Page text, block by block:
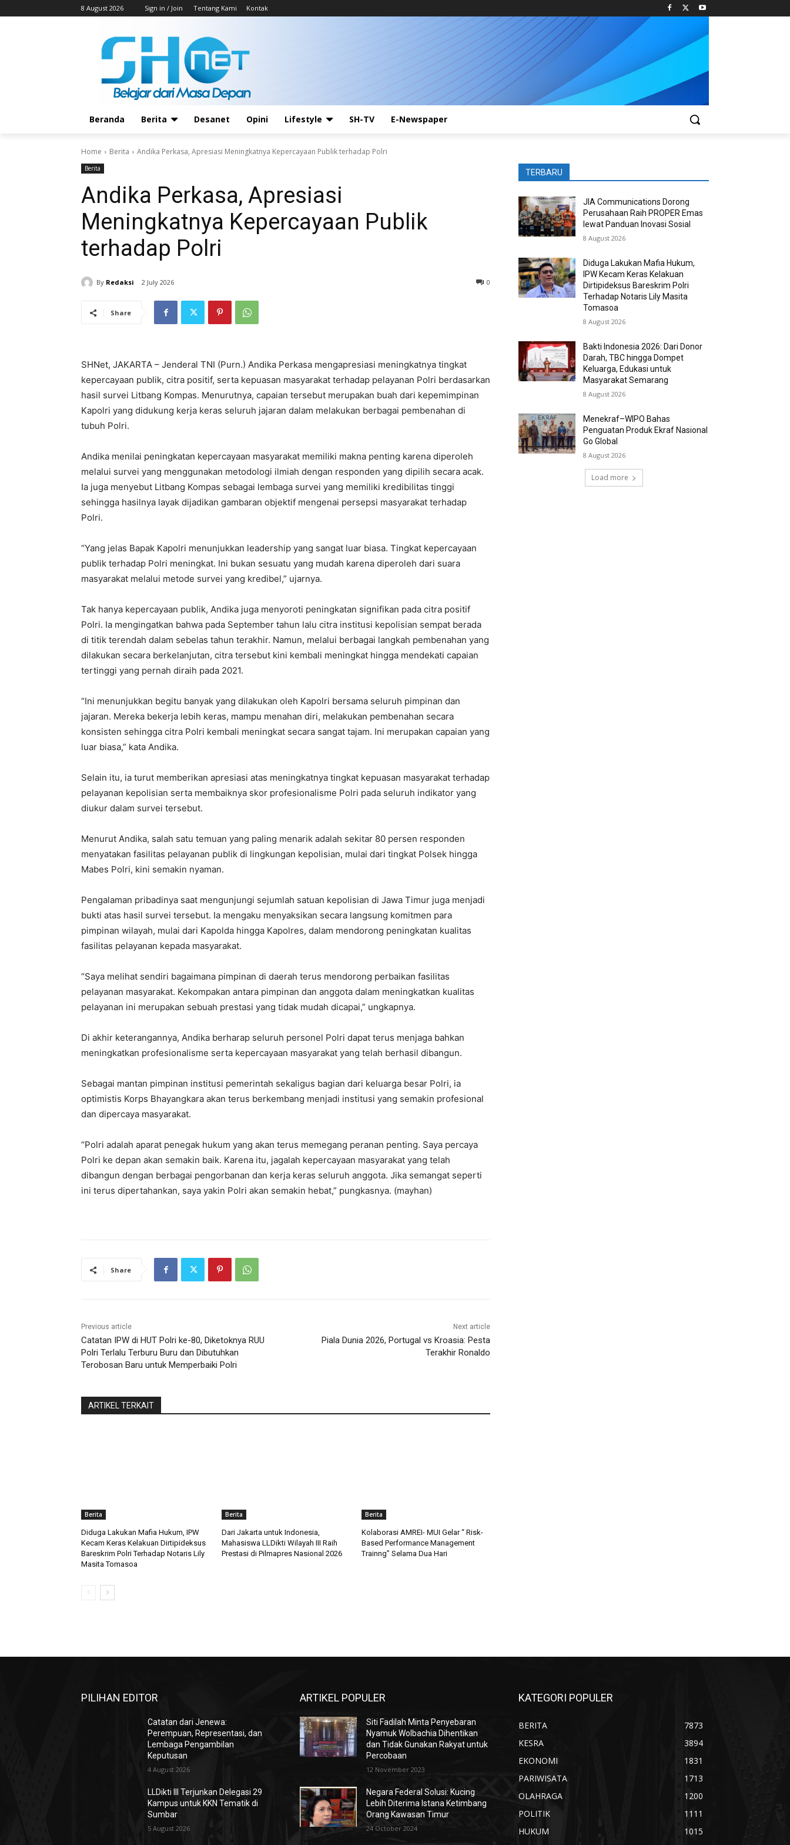
8 August 2026 Sign in / Join Tentang Kami Kontak
Beranda Berita Desanet Opini Lifestyle SH-TV E-Newspaper
Home Berita Andika Perkasa, Apresiasi Meningkatnya Kepercayaan Publik terhadap Polri
Berita
Andika Perkasa, Apresiasi
Meningkatnya Kepercayaan Publik
terhadap Polri
By Redaksi 2 July 2026 0
Share
SHNet, JAKARTA – Jenderal TNI (Purn.) Andika Perkasa mengapresiasi meningkatnya tingkat
kepercayaan publik, citra positif, serta kepuasan masyarakat terhadap pelayanan Polri berdasarkan
hasil survei Litbang Kompas. Menurutnya, capaian tersebut merupakan buah dari kepemimpinan
Kapolri yang didukung kerja keras seluruh jajaran dalam melakukan berbagai pembenahan di
tubuh Polri.
Andika menilai peningkatan kepercayaan masyarakat memiliki makna penting karena diperoleh
melalui survei yang menggunakan metodologi ilmiah dengan responden yang dipilih secara acak.
Ia juga menyebut Litbang Kompas sebagai lembaga survei yang memiliki kredibilitas tinggi
sehingga hasilnya layak dijadikan gambaran objektif mengenai persepsi masyarakat terhadap
Polri.
“Yang jelas Bapak Kapolri menunjukkan leadership yang sangat luar biasa. Tingkat kepercayaan
publik terhadap Polri meningkat. Ini bukan sesuatu yang mudah karena diperoleh dari suara
masyarakat melalui metode survei yang kredibel,” ujarnya.
Tak hanya kepercayaan publik, Andika juga menyoroti peningkatan signifikan pada citra positif
Polri. Ia mengingatkan bahwa pada September tahun lalu citra institusi kepolisian sempat berada
di titik terendah dalam sebelas tahun terakhir. Namun, melalui berbagai langkah pembenahan yang
dilakukan secara berkelanjutan, citra tersebut kini kembali meningkat hingga mendekati capaian
tertinggi yang pernah diraih pada 2021.
“Ini menunjukkan begitu banyak yang dilakukan oleh Kapolri bersama seluruh pimpinan dan
jajaran. Mereka bekerja lebih keras, mampu menahan diri, melakukan pembenahan secara
konsisten sehingga citra Polri kembali meningkat secara sangat tajam. Ini merupakan capaian yang
luar biasa,” kata Andika.
Selain itu, ia turut memberikan apresiasi atas meningkatnya tingkat kepuasan masyarakat terhadap
pelayanan kepolisian serta membaiknya skor profesionalisme Polri pada seluruh indikator yang
diukur dalam survei tersebut.
Menurut Andika, salah satu temuan yang paling menarik adalah sekitar 80 persen responden
menyatakan fasilitas pelayanan publik di lingkungan kepolisian, mulai dari tingkat Polsek hingga
Mabes Polri, kini semakin nyaman.
Pengalaman pribadinya saat mengunjungi sejumlah satuan kepolisian di Jawa Timur juga menjadi
bukti atas hasil survei tersebut. Ia mengaku menyaksikan secara langsung komitmen para
pimpinan wilayah, mulai dari Kapolda hingga Kapolres, dalam mendorong peningkatan kualitas
fasilitas pelayanan kepada masyarakat.
“Saya melihat sendiri bagaimana pimpinan di daerah terus mendorong perbaikan fasilitas
pelayanan masyarakat. Kekompakan antara pimpinan dan anggota dalam meningkatkan kualitas
pelayanan ini merupakan sebuah prestasi yang tidak mudah dicapai,” ungkapnya.
Di akhir keterangannya, Andika berharap seluruh personel Polri dapat terus menjaga bahkan
meningkatkan profesionalisme serta kepercayaan masyarakat yang telah berhasil dibangun.
Sebagai mantan pimpinan institusi pemerintah sekaligus bagian dari keluarga besar Polri, ia
optimistis Korps Bhayangkara akan terus berkembang menjadi institusi yang semakin profesional
dan dipercaya masyarakat.
“Polri adalah aparat penegak hukum yang akan terus memegang peranan penting. Saya percaya
Polri ke depan akan semakin baik. Karena itu, jagalah kepercayaan masyarakat yang telah
dibangun dengan berbagai pengorbanan dan kerja keras seluruh anggota. Jika semangat seperti
ini terus dipertahankan, saya yakin Polri akan semakin hebat,” pungkasnya. (mayhan)
Share
Previous article
Catatan IPW di HUT Polri ke-80, Diketoknya RUU
Polri Terlalu Terburu Buru dan Dibutuhkan
Terobosan Baru untuk Memperbaiki Polri
Next article
Piala Dunia 2026, Portugal vs Kroasia: Pesta
Terakhir Ronaldo
ARTIKEL TERKAIT
Berita
Diduga Lakukan Mafia Hukum, IPW
Kecam Keras Kelakuan Dirtipideksus
Bareskrim Polri Terhadap Notaris Lily
Masita Tomasoa
Berita
Dari Jakarta untuk Indonesia,
Mahasiswa LLDikti Wilayah III Raih
Prestasi di Pilmapres Nasional 2026
Berita
Kolaborasi AMREI- MUI Gelar “ Risk-
Based Performance Management
Trainng” Selama Dua Hari
TERBARU
JIA Communications Dorong
Perusahaan Raih PROPER Emas
lewat Panduan Inovasi Sosial
8 August 2026
Diduga Lakukan Mafia Hukum,
IPW Kecam Keras Kelakuan
Dirtipideksus Bareskrim Polri
Terhadap Notaris Lily Masita
Tomasoa
8 August 2026
Bakti Indonesia 2026: Dari Donor
Darah, TBC hingga Dompet
Keluarga, Edukasi untuk
Masyarakat Semarang
8 August 2026
Menekraf–WIPO Bahas
Penguatan Produk Ekraf Nasional
Go Global
8 August 2026
Load more
PILIHAN EDITOR
Catatan dari Jenewa:
Perempuan, Representasi, dan
Lembaga Pengambilan
Keputusan
4 August 2026
LLDikti III Terjunkan Delegasi 29
Kampus untuk KKN Tematik di
Sumbar
5 August 2026
ARTIKEL POPULER
Siti Fadilah Minta Penyebaran
Nyamuk Wolbachia Dihentikan
dan Tidak Gunakan Rakyat untuk
Percobaan
12 November 2023
Negara Federal Solusi: Kucing
Lebih Diterima Istana Ketimbang
Orang Kawasan Timur
24 October 2024
KATEGORI POPULER
BERITA
7873
KESRA
3894
EKONOMI
1831
PARIWISATA
1713
OLAHRAGA
1200
POLITIK
1111
HUKUM
1015